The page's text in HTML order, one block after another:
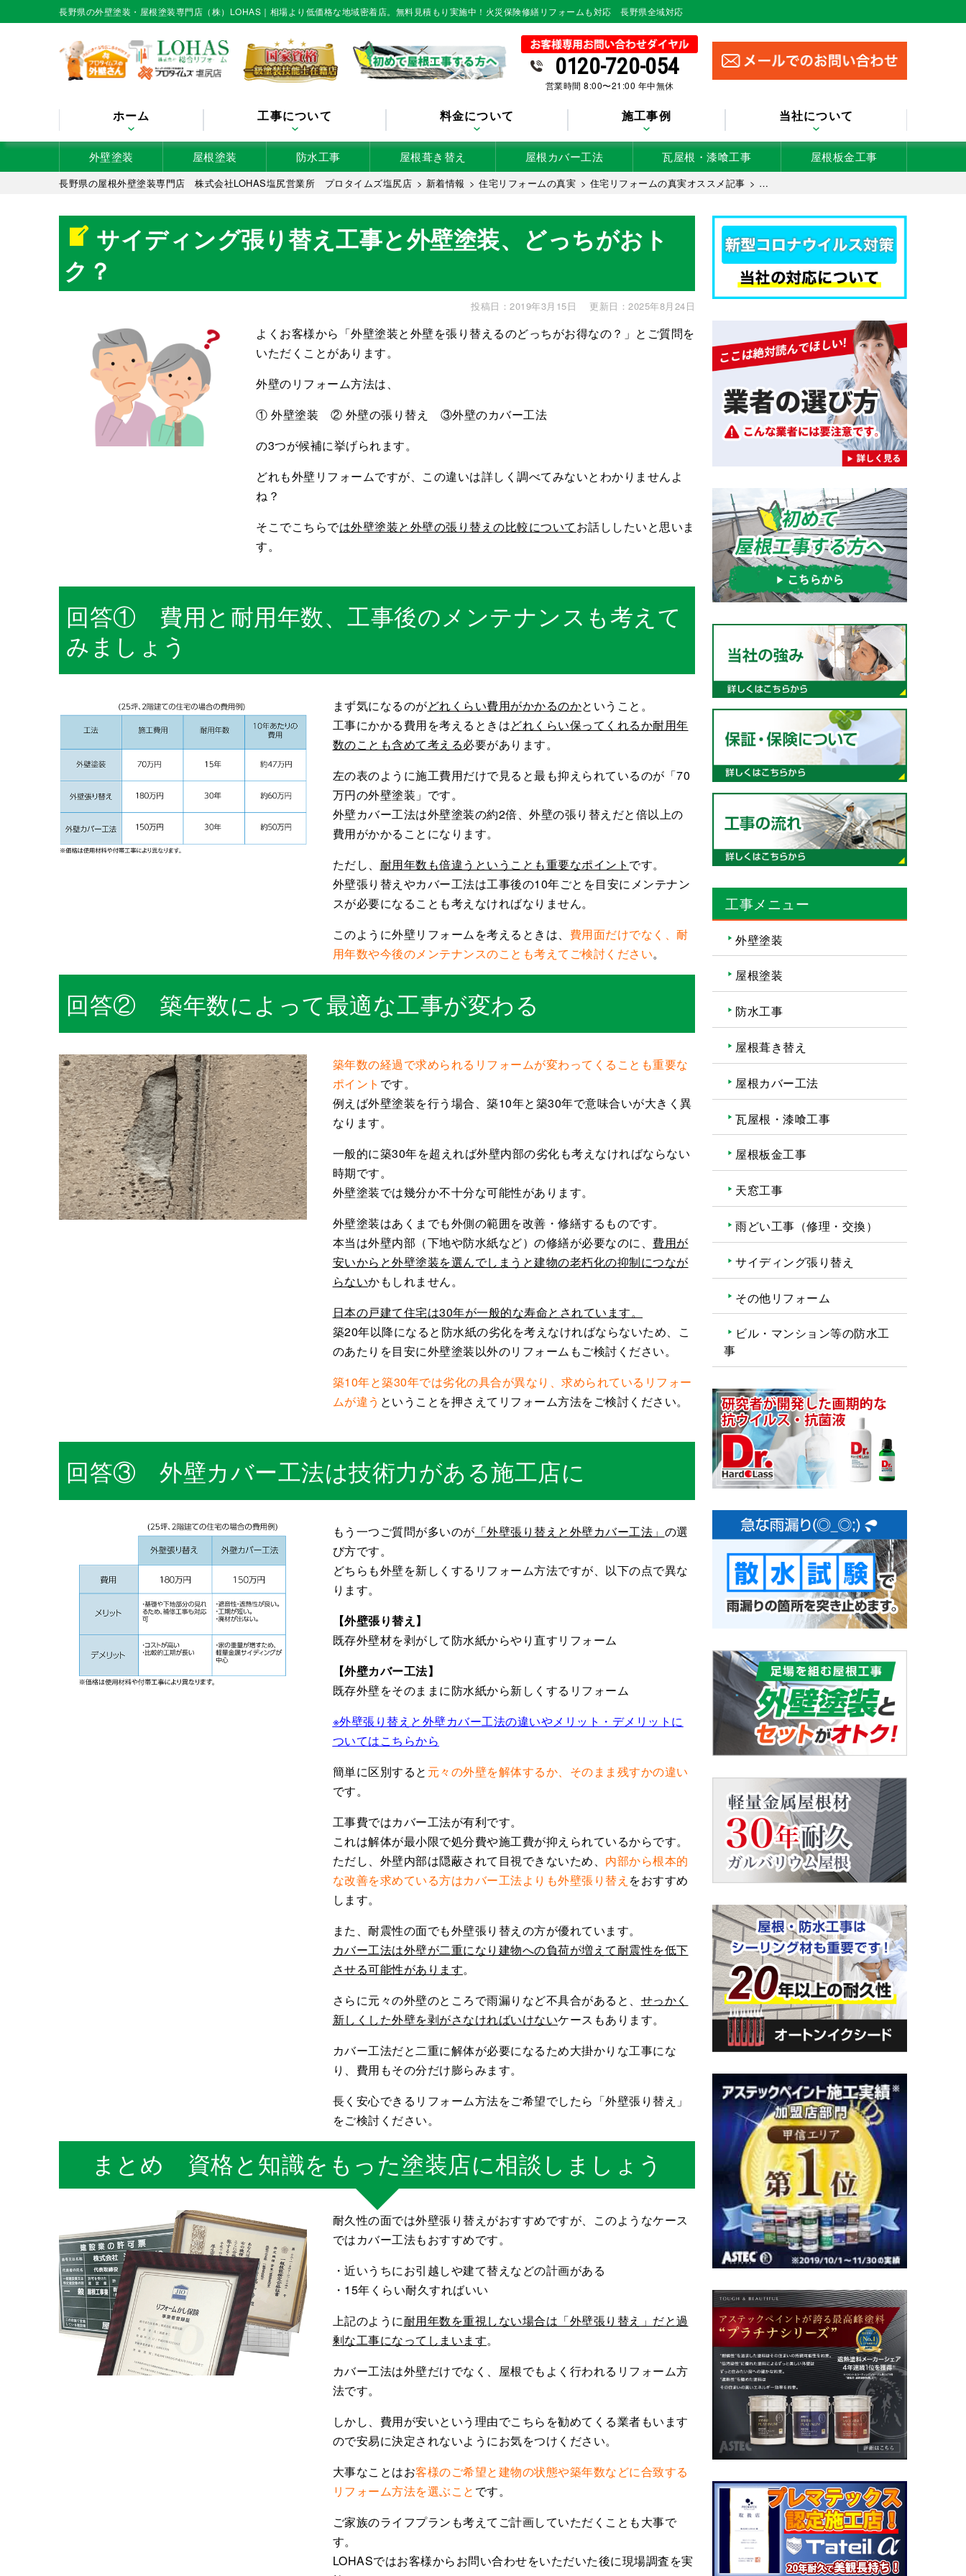
長野県の外壁塗装・屋根塗装専門店（株）LOHAS｜相場より低価格な地域密着店。無料見積もり実施中！火災保険修繕リフォームも対応 長野県全域対応
0120-720-054
営業時間 8:00〜21:00 年中無休
ホーム 工事について 料金について 施工事例 当社について
外壁塗装 屋根塗装 防水工事 屋根葺き替え 屋根カバー工法 瓦屋根・漆喰工事 屋根板金工事
長野県の屋根外壁塗装専門店 株式会社LOHAS塩尻営業所 プロタイムズ塩尻店 > 新着情報 > 住宅リフォームの真実 > 住宅リフォームの真実オススメ記事 >
サイディング張り替え工事と外壁塗装、どっちがおト
ク？
投稿日：2019年3月15日 更新日：2025年8月24日
よくお客様から「外壁塗装と外壁を張り替えるのどっちがお得なの？」とご質問を
いただくことがあります。
外壁のリフォーム方法は、
① 外壁塗装 ② 外壁の張り替え ③外壁のカバー工法
の3つが候補に挙げられます。
どれも外壁リフォームですが、この違いは詳しく調べてみないとわかりませんよ
ね？
そこでこちらでは外壁塗装と外壁の張り替えの比較についてお話ししたいと思いま
す。
回答① 費用と耐用年数、工事後のメンテナンスも考えて
みましょう
まず気になるのがどれくらい費用がかかるのかということ。
工事にかかる費用を考えるときはどれくらい保ってくれるか耐用年
数のことも含めて考える必要があります。
左の表のように施工費用だけで見ると最も抑えられているのが「70
万円の外壁塗装」です。
外壁カバー工法は外壁塗装の約2倍、外壁の張り替えだと倍以上の
費用がかかることになります。
ただし、 耐用年数も倍違うということも重要なポイント です。
外壁張り替えやカバー工法は工事後の10年ごとを目安にメンテナン
スが必要になることも考えなければなりません。
このように外壁リフォームを考えるときは、 費用面だけでなく、耐
用年数や今後のメンテナンスのことも考えてご検討ください。
回答② 築年数によって最適な工事が変わる
築年数の経過で求められるリフォームが変わってくることも重要な
ポイント です。
例えば外壁塗装を行う場合、築10年と築30年で意味合いが大きく異
なります。
一般的に築30年を超えれば外壁内部の劣化も考えなければならない
時期です。
外壁塗装では幾分か不十分な可能性があります。
外壁塗装はあくまでも外側の範囲を改善・修繕するものです。
本当は外壁内部（下地や防水紙など）の修繕が必要なのに、 費用が
安いからと外壁塗装を選んでしまうと建物の老朽化の抑制につなが
らないかもしれません。
日本の戸建て住宅は30年が一般的な寿命とされています。
築20年以降になると防水紙の劣化を考えなければならないため、こ
のあたりを目安に外壁塗装以外のリフォームもご検討ください。
築10年と築30年では劣化の具合が異なり、求められているリフォー
ムが違う ということを押さえてリフォーム方法をご検討ください。
回答③ 外壁カバー工法は技術力がある施工店に
もう一つご質問が多いのが 「外壁張り替えと外壁カバー工法」 の選
び方です。
どちらも外壁を新しくするリフォーム方法ですが、以下の点で異な
ります。
【外壁張り替え】
既存外壁材を剥がして防水紙からやり直すリフォーム
【外壁カバー工法】
既存外壁をそのままに防水紙から新しくするリフォーム
※外壁張り替えと外壁カバー工法の違いやメリット・デメリットに
ついてはこちらから
簡単に区別すると 元々の外壁を解体するか、そのまま残すかの違い
です。
工事費ではカバー工法が有利です。
これは解体が最小限で処分費や施工費が抑えられているからです。
ただし、外壁内部は隠蔽されて目視できないため、 内部から根本的
な改善を求めている方はカバー工法よりも外壁張り替え をおすすめ
します。
また、耐震性の面でも外壁張り替えの方が優れています。
カバー工法は外壁が二重になり建物への負荷が増えて耐震性を低下
させる可能性があります。
さらに元々の外壁のところで雨漏りなど不具合があると、 せっかく
新しくした外壁を剥がさなければいけないケースもあります。
カバー工法だと二重に解体が必要になるため大掛かりな工事にな
り、費用もその分だけ膨らみます。
長く安心できるリフォーム方法をご希望でしたら「外壁張り替え」
をご検討ください。
まとめ 資格と知識をもった塗装店に相談しましょう
耐久性の面では外壁張り替えがおすすめですが、このようなケース
ではカバー工法もおすすめです。
・近いうちにお引越しや建て替えなどの計画がある
・15年くらい耐久すればいい
上記のように耐用年数を重視しない場合は「外壁張り替え」だと過
剰な工事になってしまいます。
カバー工法は外壁だけでなく、屋根でもよく行われるリフォーム方
法です。
しかし、費用が安いという理由でこちらを勧めてくる業者もいます
ので安易に決定されないようにお気をつけください。
大事なことはお客様のご希望と建物の状態や築年数などに合致する
リフォーム方法を選ぶこと です。
ご家族のライフプランも考えてご計画していただくことも大事で
す。
LOHASではお客様からお問い合わせをいただいた後に現場調査を実
工事メニュー
外壁塗装
屋根塗装
防水工事
屋根葺き替え
屋根カバー工法
瓦屋根・漆喰工事
屋根板金工事
天窓工事
雨どい工事（修理・交換）
サイディング張り替え
その他リフォーム
ビル・マンション等の防水工
事